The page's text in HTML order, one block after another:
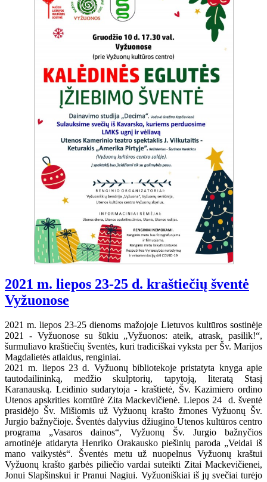
2021 m. liepos 23-25 d. kraštiečių šventė
Vyžuonose
2021 m. liepos 23-25 dienoms mažojoje Lietuvos kultūros sostinėje
2021 - Vyžuonose su šūkiu „Vyžuonos: ateik, atrask, pasilik!“,
šurmuliavo kraštiečių šventės, kuri tradiciškai vyksta per Šv. Marijos
Magdalietės atlaidus, renginiai.
2021 m. liepos 23 d. Vyžuonų bibliotekoje pristatyta knyga apie
tautodailininką, medžio skulptorių, tapytoją, literatą Stasį
Karanauską. Leidinio sudarytoja - kraštietė, Šv. Kazimiero ordino
Utenos apskrities komtūrė Zita Mackevičienė. Liepos 24 d. šventė
prasidėjo Šv. Mišiomis už Vyžuonų krašto žmones Vyžuonų Šv.
Jurgio bažnyčioje. Šventės dalyvius džiugino Utenos kultūros centro
programa „Vasaros dainos“, Vyžuonų Šv. Jurgio bažnyčios
arnotinėje atidaryta Henriko Orakausko piešinių paroda „Veidai iš
mano vaikystės“. Šventės metu už nuopelnus Vyžuonų kraštui
Vyžuonų krašto garbės piliečio vardai suteikti Zitai Mackevičienei,
Jonui Slapšinskui ir Pranui Nagiui. Vyžuoniškiai iš jų svečiai turėjo